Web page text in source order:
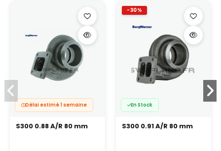
Délai estimé 1 semaine
S300 0.88 A/R 80 mm
-30%
En Stock
S300 0.91 A/R 80 mm